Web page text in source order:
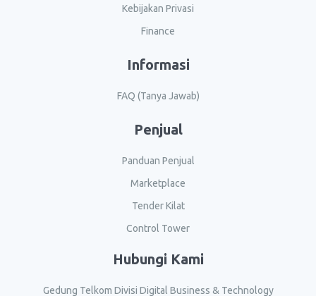
Kebijakan Privasi
Finance
Informasi
FAQ (Tanya Jawab)
Penjual
Panduan Penjual
Marketplace
Tender Kilat
Control Tower
Hubungi Kami
Gedung Telkom Divisi Digital Business & Technology